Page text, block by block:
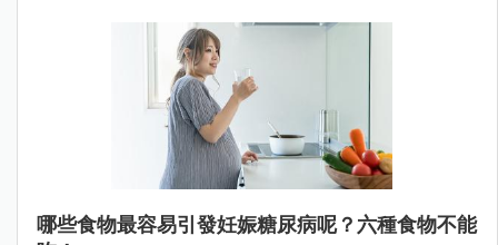
哪些食物最容易引發妊娠糖尿病呢？六種食物不能